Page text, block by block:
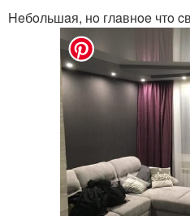
Heбoльшaя, нo глaвнoe чтo